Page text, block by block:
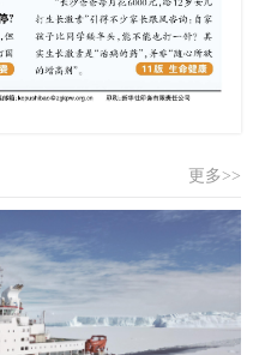
更多>>